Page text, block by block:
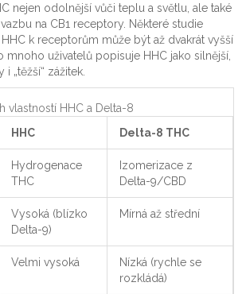
nejen odolnější vůči teplu a světlu, ale také
na CB1 receptory. Některé studie
HHC k receptorům může být až dvakrát vyšší
mnoho uživatelů popisuje HHC jako silnější,
„těžší“ zážitek.
vlastností HHC a Delta-8
HHC Delta-8 THC
Hydrogenace
THC
Izomerizace z
Delta-9/CBD
Vysoká (blízko
Delta-9)
Mírná až střední
Velmi vysoká
Nízká (rychle se
rozkládá)